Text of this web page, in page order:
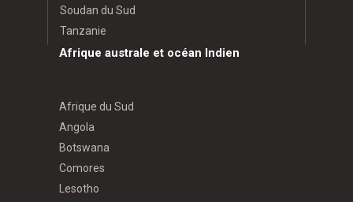
Soudan du Sud
Tanzanie
Afrique australe et océan Indien
Afrique du Sud
Angola
Botswana
Comores
Lesotho